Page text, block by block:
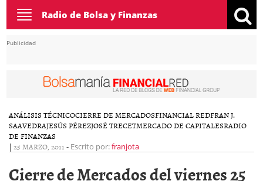
Toggle
navigation
Radio de Bolsa y Finanzas
Publicidad
ANÁLISIS TÉCNICOCIERRE DE MERCADOSFINANCIAL REDFRAN J.
SAAVEDRAJESÚS PÉREZJOSÉ TRECETMERCADO DE CAPITALESRADIO
DE FINANZAS
| 25 MARZO, 2011 - Escrito por:franjota
Cierre de Mercados del viernes 25